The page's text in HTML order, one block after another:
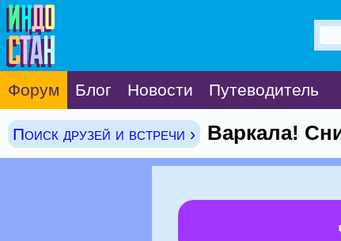
Форум Блог Новости Путеводитель
Поиск друзей и встречи › Варкала!